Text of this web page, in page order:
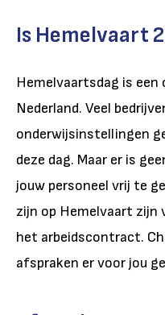
Is Hemelvaart
Hemelvaartsdag is
Nederland. Veel
onderwijsinstellingen
deze dag. Maar er is
jouw personeel vrij te
zijn op Hemelvaart zijn
het arbeidscontract.
afspraken er voor jou